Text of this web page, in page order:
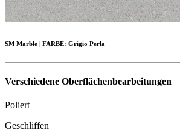
SM Marble | FARBE: Grigio Perla
Verschiedene Oberflächenbearbeitungen
Poliert
Geschliffen